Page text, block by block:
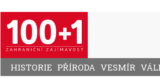
HISTORIE PŘÍRODA VESMÍR